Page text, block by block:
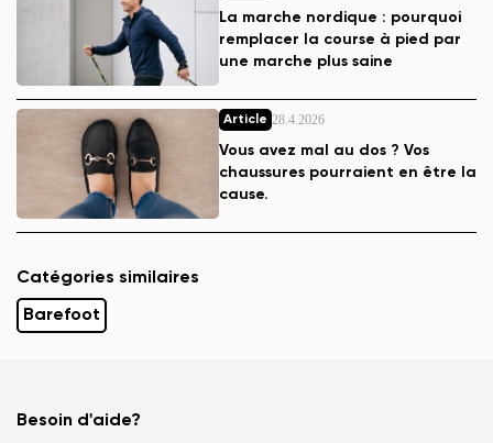
La marche nordique : pourquoi
remplacer la course à pied par
une marche plus saine
Article 28.4.2026
Vous avez mal au dos ? Vos
chaussures pourraient en être la
cause.
Catégories similaires
Barefoot
Besoin d'aide?